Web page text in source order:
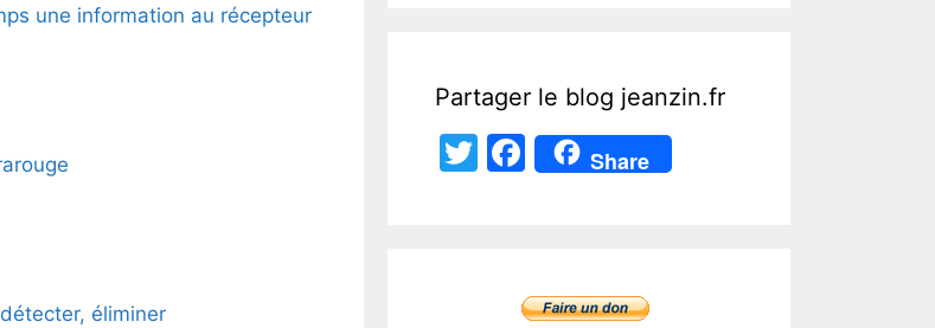
une information au récepteur
éliminer
Partager le blog jeanzin.fr
T
F
b
Share